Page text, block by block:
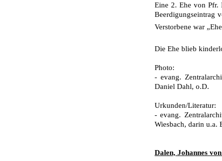
Eine 2. Ehe von Pfr.
Beerdigungseintrag
Verstorbene war
Die Ehe blieb
Photo:
- evang.
Daniel Dahl, o.D.
Urkunden/Literatur:
- evang.
Wiesbach, darin u.a.
Dalen, Johannes